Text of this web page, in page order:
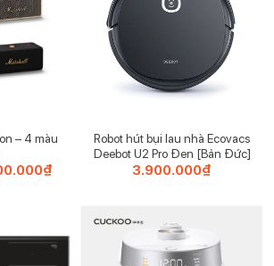
và kích thích da, giúp tăng cường
sự thư giãn cho da.
– 4 màu
₫Giá
2.900.000₫.
Robot hút bụi lau nhà Ecovacs
Deebot U2 Pro Đen [Bản Đức]
3.900.000₫